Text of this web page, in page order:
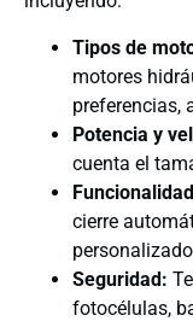
Tipos de
motores
preferencias,
Potencia y
cuenta el
cierre
Seguridad:
fotocélulas,